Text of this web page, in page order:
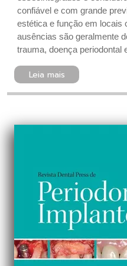
confiável e com grande
estética e função em locais
ausências são geralmente
trauma, doença periodontal
Leia mais